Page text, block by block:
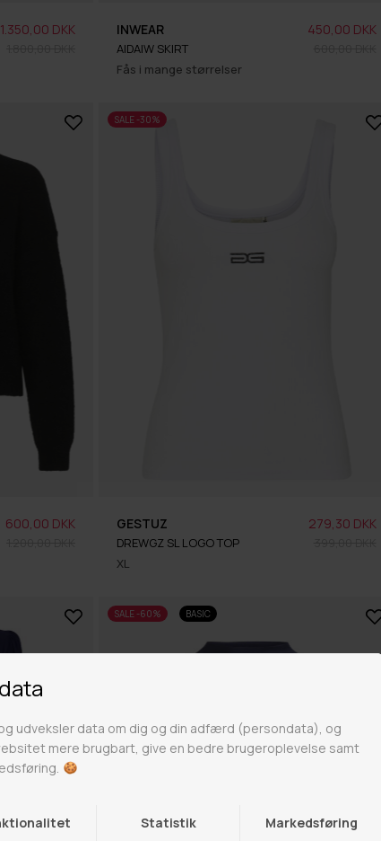
1.350,00 DKK
Fås i mange størrelser
INWEAR
AIDAIW SKIRT
450,00 DKK
600,00 DKK
SALE -30%
XL
GESTUZ
DREWGZ SL LOGO TOP
279,30 DKK
SALE -60% BASIC